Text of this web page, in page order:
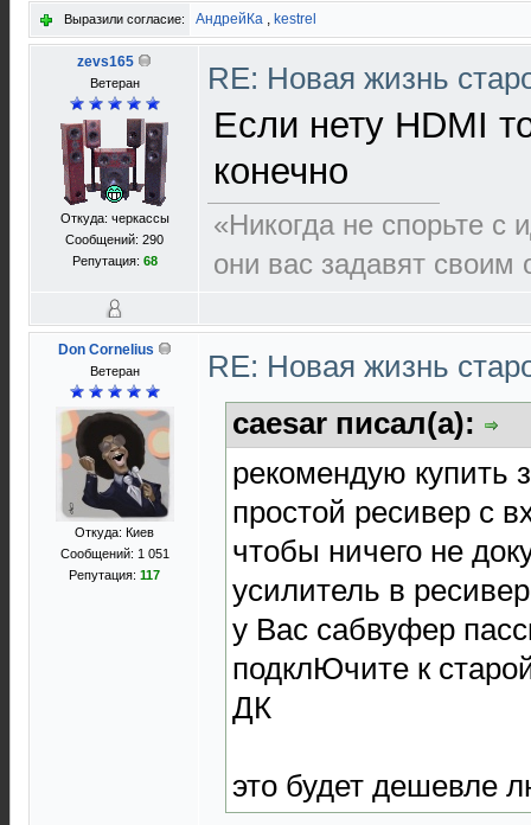
Выразили согласие: АндрейКа , kestrel
zevs165
Ветеран
Откуда: черкассы
Сообщений: 290
Репутация: 68
RE: Новая жизнь
Если нету HDMI
конечно
«Никогда не спорьте с
они вас задавят своим
Don Cornelius
Ветеран
Откуда: Киев
Сообщений: 1 051
Репутация: 117
RE: Новая жизнь
caesar писал(а):
рекомендую купить
простой ресивер с
чтобы ничего не
усилитель в
у Вас сабвуфер
подклЮчите к
ДК
это будет дешевле